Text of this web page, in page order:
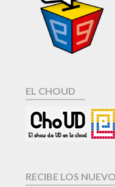
EL CHOUD
RECIBE LOS